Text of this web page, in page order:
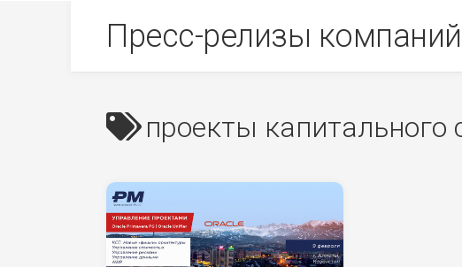
Пресс-релизы
проекты капитального